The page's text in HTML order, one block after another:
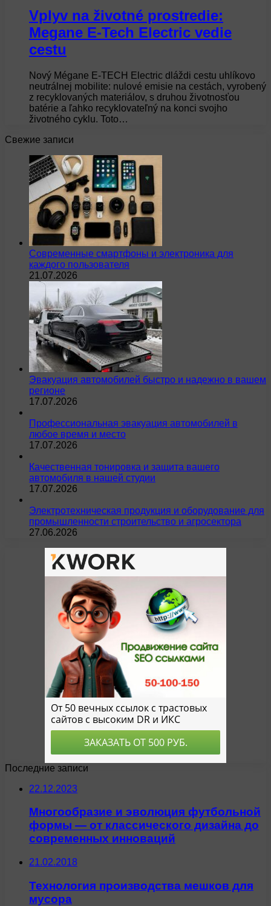
Vplyv na životné prostredie:
Megane E-Tech Electric vedie
cestu
Nový Mégane E-TECH Electric dláždi cestu uhlíkovo
neutrálnej mobilite: nulové emisie na cestách, vyrobený
z recyklovaných materiálov, s druhou životnosťou
batérie a ľahko recyklovateľný na konci svojho
životného cyklu. Toto…
Свежие записи
Современные смартфоны и электроника для
каждого пользователя
21.07.2026
Эвакуация автомобилей быстро и надежно в вашем
регионе
17.07.2026
Профессиональная эвакуация автомобилей в
любое время и место
17.07.2026
Качественная тонировка и защита вашего
автомобиля в нашей студии
17.07.2026
Электротехническая продукция и оборудование для
промышленности строительство и агросектора
27.06.2026
Последние записи
22.12.2023
Многообразие и эволюция футбольной
формы — от классического дизайна до
современных инноваций
21.02.2018
Технология производства мешков для
мусора